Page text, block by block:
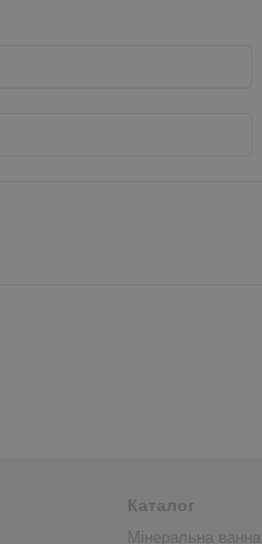
Каталог
Мінеральна ванна